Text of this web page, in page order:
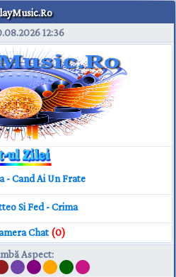
12:36
- Cand Ai Un Frate
Si Fed - Crima
Chat(0)
Aspect: